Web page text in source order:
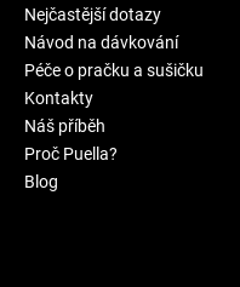
Nejčastější dotazy
Návod na dávkování
Péče o pračku a sušičku
Kontakty
Náš příběh
Proč Puella?
Blog